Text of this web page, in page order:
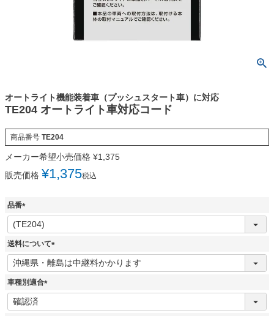
オートライト機能装着車（プッシュスタート車）に対応
TE204 オートライト車対応コード
商品番号 TE204
メーカー希望小売価格 ¥1,375
販売価格 ¥1,375税込
品番
(
必
須
送料について
(
必
車種別適合
(